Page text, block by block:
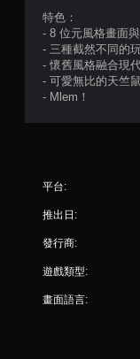
特色：
- 8 位元風格畫面
- 三種截然不同的
- 懷舊風格融合現
- 可愛無比的天竺
- Mlem！
平台:
推出日:
發行商:
遊戲類型:
畫面語言: